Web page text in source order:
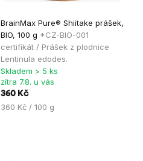
BrainMax Pure® Shiitake prášek,
BIO, 100 g *CZ-BIO-001
certifikát / Prášek z plodnice
Lentinula edodes.
hodnocení
produktu
je
5,0
z
Skladem > 5 ks
zítra 7.8. u vás
360 Kč
Měrná
360 Kč / 100 g